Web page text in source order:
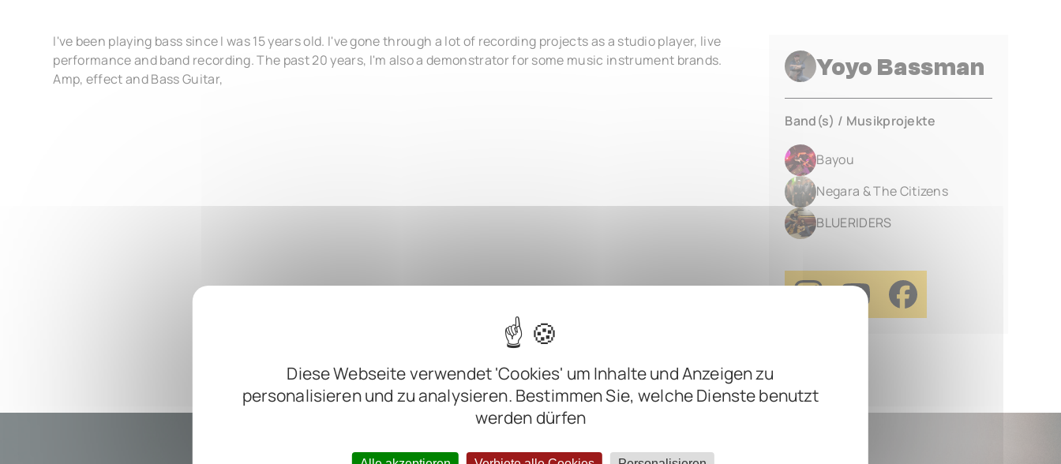
Diese Webseite verwendet 'Cookies' um Inhalte und Anzeigen zu
personalisieren und zu analysieren. Bestimmen Sie, welche Dienste benutzt
werden dürfen
I've been playing bass since I was 15 years old. I've gone through a lot of recording projects as a studio player, live
performance and band recording. The past 20 years, I'm also a demonstrator for some music instrument brands.
Amp, effect and Bass Guitar,
Yoyo Bassman
Band(s) / Musikprojekte
Bayou
Negara & The Citizens
BLUERIDERS